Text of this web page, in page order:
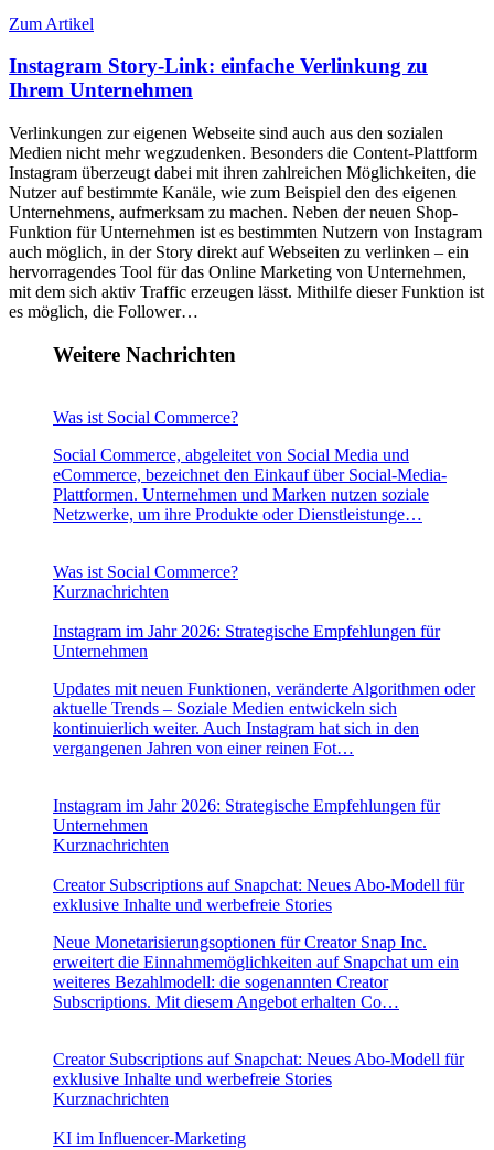
Zum Artikel
Instagram Story-Link: einfache Verlinkung zu
Ihrem Unternehmen
Verlinkungen zur eigenen Webseite sind auch aus den sozialen
Medien nicht mehr wegzudenken. Besonders die Content-Plattform
Instagram überzeugt dabei mit ihren zahlreichen Möglichkeiten, die
Nutzer auf bestimmte Kanäle, wie zum Beispiel den des eigenen
Unternehmens, aufmerksam zu machen. Neben der neuen Shop-
Funktion für Unternehmen ist es bestimmten Nutzern von Instagram
auch möglich, in der Story direkt auf Webseiten zu verlinken – ein
hervorragendes Tool für das Online Marketing von Unternehmen,
mit dem sich aktiv Traffic erzeugen lässt. Mithilfe dieser Funktion ist
es möglich, die Follower…
Weitere Nachrichten
Was ist Social Commerce?
Social Commerce, abgeleitet von Social Media und
eCommerce, bezeichnet den Einkauf über Social-Media-
Plattformen. Unternehmen und Marken nutzen soziale
Netzwerke, um ihre Produkte oder Dienstleistunge…
Was ist Social Commerce?
Kurznachrichten
Instagram im Jahr 2026: Strategische Empfehlungen für
Unternehmen
Updates mit neuen Funktionen, veränderte Algorithmen oder
aktuelle Trends – Soziale Medien entwickeln sich
kontinuierlich weiter. Auch Instagram hat sich in den
vergangenen Jahren von einer reinen Fot…
Instagram im Jahr 2026: Strategische Empfehlungen für
Unternehmen
Kurznachrichten
Creator Subscriptions auf Snapchat: Neues Abo-Modell für
exklusive Inhalte und werbefreie Stories
Neue Monetarisierungsoptionen für Creator Snap Inc.
erweitert die Einnahmemöglichkeiten auf Snapchat um ein
weiteres Bezahlmodell: die sogenannten Creator
Subscriptions. Mit diesem Angebot erhalten Co…
Creator Subscriptions auf Snapchat: Neues Abo-Modell für
exklusive Inhalte und werbefreie Stories
Kurznachrichten
KI im Influencer-Marketing